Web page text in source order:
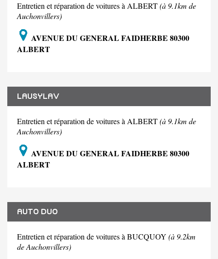
Entretien et réparation de voitures à ALBERT(à 9.1km de
Auchonvillers)
AVENUE DU GENERAL FAIDHERBE 80300
ALBERT
LAUSYLAV
Entretien et réparation de voitures à ALBERT(à 9.1km de
Auchonvillers)
AVENUE DU GENERAL FAIDHERBE 80300
ALBERT
AUTO DUO
Entretien et réparation de voitures à BUCQUOY (à 9.2km
de Auchonvillers)